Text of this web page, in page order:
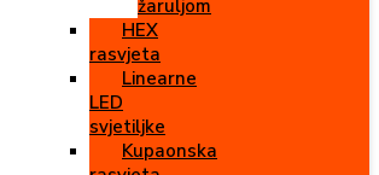
žaruljom
HEX
rasvjeta
Linearne
LED
svjetiljke
Kupaonska